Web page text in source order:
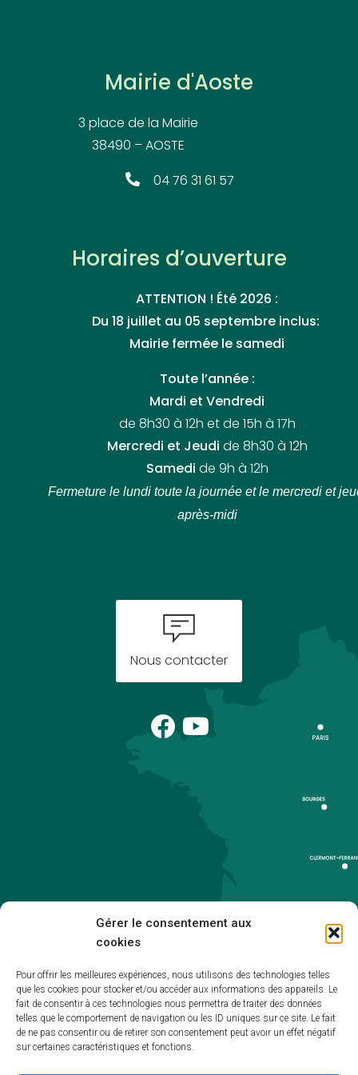
Gérer le consentement aux
cookies
Pour offrir les meilleures expériences, nous utilisons des technologies telles
que les cookies pour stocker et/ou accéder aux informations des appareils. Le
fait de consentir à ces technologies nous permettra de traiter des données
telles que le comportement de navigation ou les ID uniques sur ce site. Le fait
de ne pas consentir ou de retirer son consentement peut avoir un effet négatif
sur certaines caractéristiques et fonctions.
Mairie d'Aoste
3 place de la Mairie
38490 – AOSTE
04 76 31 61 57
Horaires d’ouverture
ATTENTION ! Été 2026 :
Du 18 juillet au 05 septembre inclus:
Mairie fermée le samedi
Toute l’année :
Mardi et Vendredi
de 8h30 à 12h et de 15h à 17h
Mercredi et Jeudi de 8h30 à 12h
Samedi de 9h à 12h
Fermeture le lundi toute la journée et le mercredi et
après-midi
Nous contacter
Accessibilité